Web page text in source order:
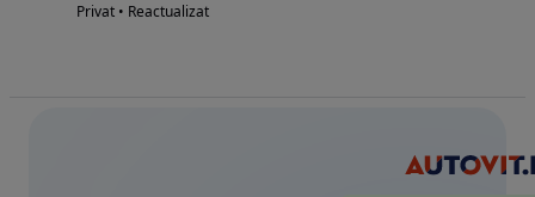
Privat • Reactualizat